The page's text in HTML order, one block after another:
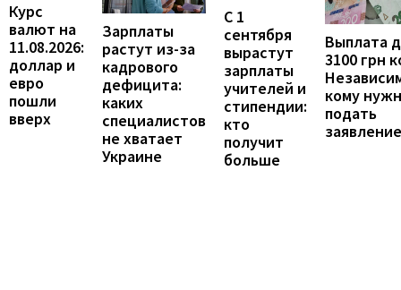
Курс
валют на
11.08.2026:
доллар и
евро
пошли
вверх
Зарплаты
растут из-за
кадрового
дефицита:
каких
специалистов
не хватает
Украине
С 1
сентября
вырастут
зарплаты
учителей и
стипендии:
кто
получит
больше
Выплата
3100 грн
кому
подать
заявление